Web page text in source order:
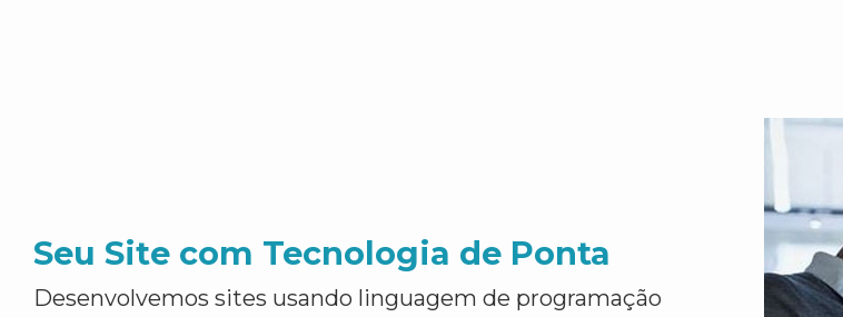
Seu Site com Tecnologia de Ponta
Desenvolvemos sites usando linguagem de programação